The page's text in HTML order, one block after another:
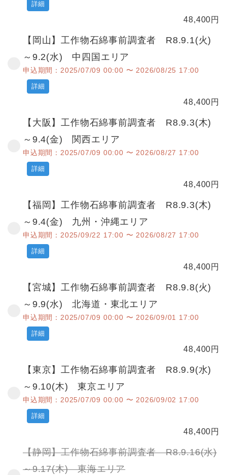
詳細
48,400円
【岡山】工作物石綿事前調査者 R8.9.1(火)
～9.2(水) 中四国エリア
申込期間：2025/07/09 00:00 〜 2026/08/25 17:00
詳細
48,400円
【大阪】工作物石綿事前調査者 R8.9.3(木)
～9.4(金) 関西エリア
申込期間：2025/07/09 00:00 〜 2026/08/27 17:00
詳細
48,400円
【福岡】工作物石綿事前調査者 R8.9.3(木)
～9.4(金) 九州・沖縄エリア
申込期間：2025/09/22 17:00 〜 2026/08/27 17:00
詳細
48,400円
【宮城】工作物石綿事前調査者 R8.9.8(火)
～9.9(水) 北海道・東北エリア
申込期間：2025/07/09 00:00 〜 2026/09/01 17:00
詳細
48,400円
【東京】工作物石綿事前調査者 R8.9.9(水)
～9.10(木) 東京エリア
申込期間：2025/07/09 00:00 〜 2026/09/02 17:00
詳細
48,400円
【静岡】工作物石綿事前調査者 R8.9.16(水)
～9.17(木) 東海エリア